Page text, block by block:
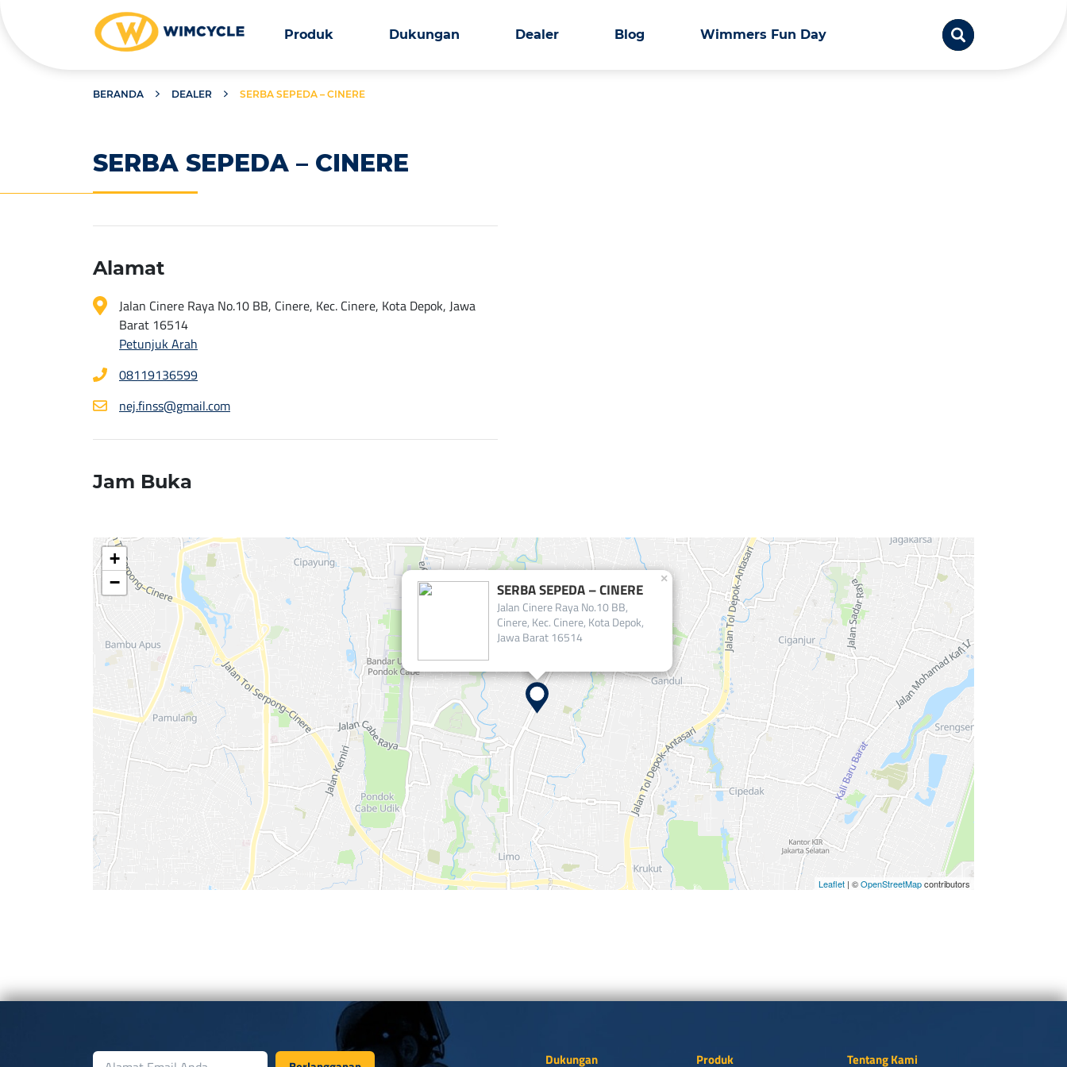
Produk Dukungan Dealer Blog Wimmers Fun Day
BERANDA DEALER SERBA SEPEDA – CINERE
SERBA SEPEDA – CINERE
Alamat
Jalan Cinere Raya No.10 BB, Cinere, Kec. Cinere, Kota Depok, Jawa
Barat 16514
Petunjuk Arah
08119136599
nej.finss@gmail.com
Jam Buka
SERBA SEPEDA – CINERE
Jalan Cinere Raya No.10 BB,
Cinere, Kec. Cinere, Kota Depok,
Jawa Barat 16514
×
+
−
Leaflet | ©OpenStreetMapcontributors
Dukungan Produk Tentang Kami